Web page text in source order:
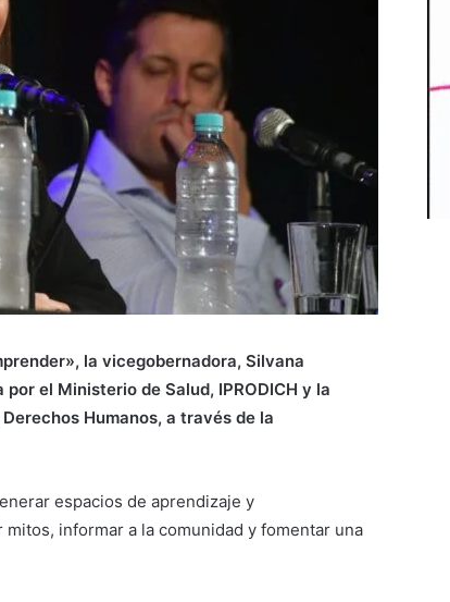
la vicegobernadora, Silvana
el Ministerio de Salud, IPRODICH y la
Humanos, a través de la
espacios de aprendizaje y
informar a la comunidad y fomentar una